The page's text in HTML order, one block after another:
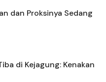
dan Proksinya Sedang
di Kejagung: Kenakan